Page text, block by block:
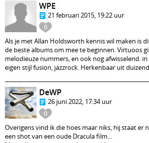
0
WPE
21 februari 2015, 19:22 uur
Als je met Allan Holdsworth kennis wil maken is
de beste albums om mee te beginnen. Virtuoos
melodieuze nummers, en ook nog afwisselend.
eigen stijl fusion, jazzrock. Herkenbaar uit
0
DeWP
26 juni 2022, 17:34 uur
Overigens vind ik die hoes maar niks, hij staat er
een shot van een oude Dracula film...